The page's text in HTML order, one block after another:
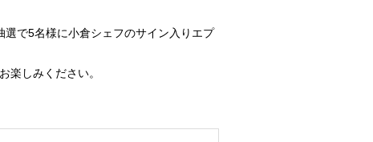
で5名様に小倉シェフのサイン入りエプ
楽しみください。